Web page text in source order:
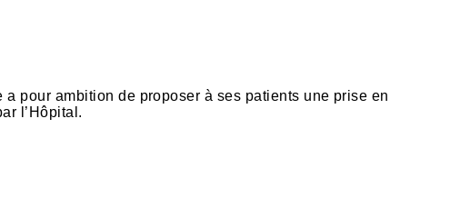
pour ambition de proposer à ses patients une prise en
l’Hôpital.